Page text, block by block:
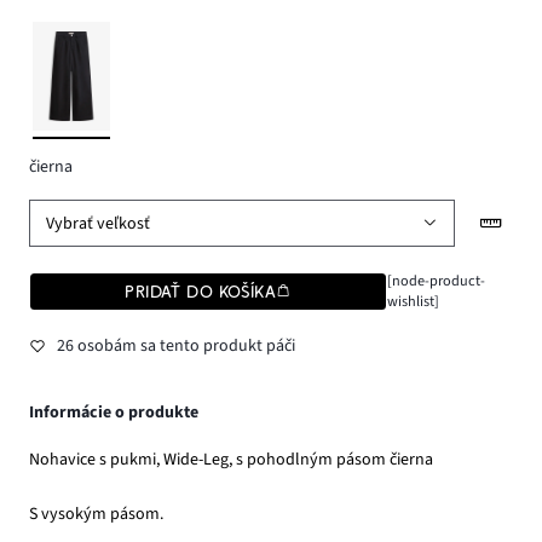
čierna
Vybrať veľkosť
PRIDAŤ DO KOŠÍKA
[node-product-
wishlist]
26 osobám sa tento produkt páči
Informácie o produkte
Nohavice s pukmi, Wide-Leg, s pohodlným pásom čierna
S vysokým pásom.